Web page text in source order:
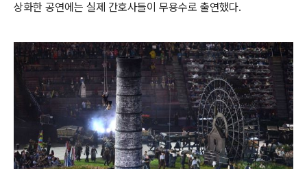
상화한 공연에는 실제 간호사들이 무용수로 출연했다.